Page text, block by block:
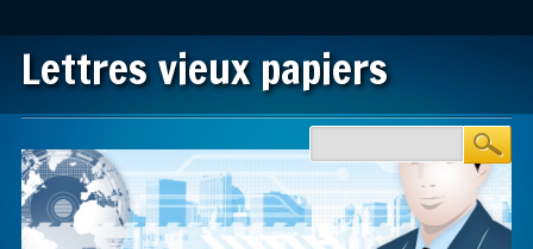
Lettres vieux papiers
Main menu